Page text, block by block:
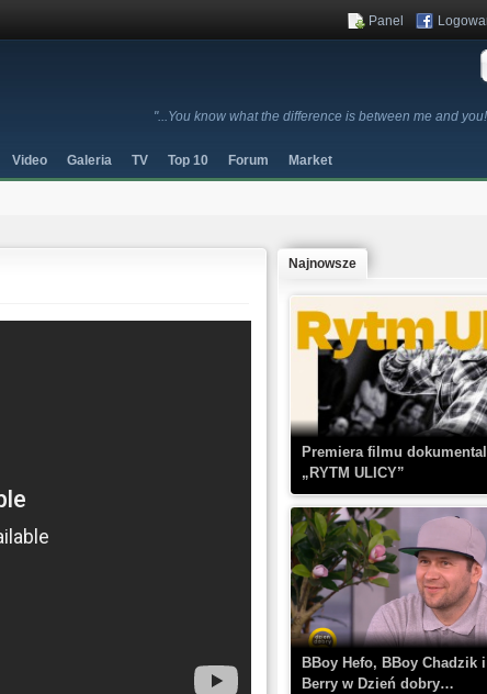
"...You know what the difference is between me and
Panel
Video Galeria TV Top 10 Forum Market
Najnowsze
Premiera filmu
„RYTM ULICY”
BBoy Hefo, BBoy Chadzik
Berry w Dzień dobry…